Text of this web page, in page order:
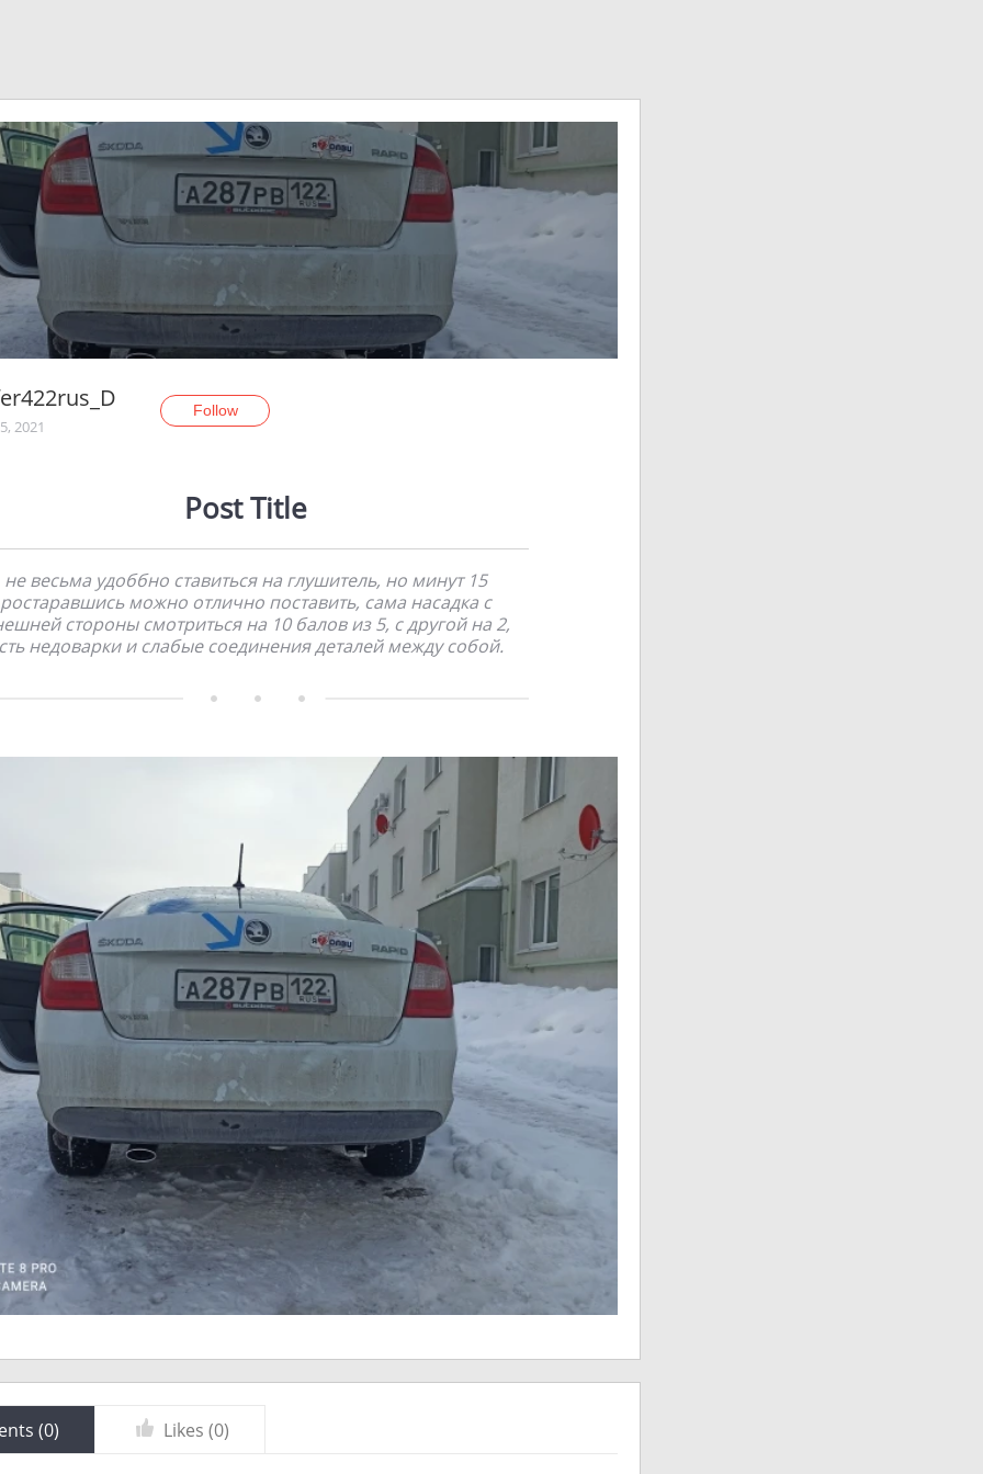
2021
Follow
Post Title
не весьма удоббно ставиться на глушитель, но минут 15
ростаравшись можно отлично поставить, сама насадка с
стороны смотриться на 10 балов из 5, с другой на 2,
недоварки и слабые соединения деталей между собой.
(0) Likes (0)